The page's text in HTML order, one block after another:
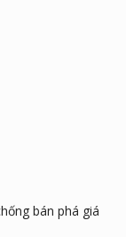
bán phá giá